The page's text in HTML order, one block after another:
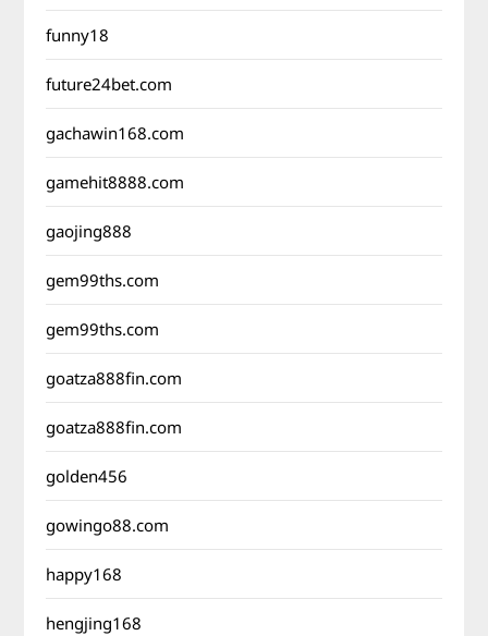
funny18
future24bet.com
gachawin168.com
gamehit8888.com
gaojing888
gem99ths.com
gem99ths.com
goatza888fin.com
goatza888fin.com
golden456
gowingo88.com
happy168
hengjing168